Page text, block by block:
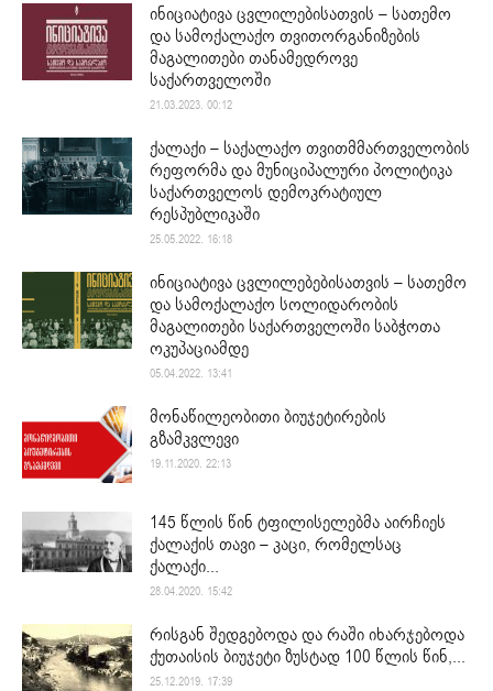
ინიციატივა ცვლილებისათვის – სათემო
და სამოქალაქო თვითორგანიზების
მაგალითები თანამედროვე
საქართველოში
21.03.2023. 00:12
ქალაქი – საქალაქო თვითმმართველობის
რეფორმა და მუნიციპალური პოლიტიკა
საქართველოს დემოკრატიულ
რესპუბლიკაში
25.05.2022. 16:18
ინიციატივა ცვლილებებისათვის – სათემო
და სამოქალაქო სოლიდარობის
მაგალითები საქართველოში საბჭოთა
ოკუპაციამდე
05.04.2022. 13:41
მონაწილეობითი ბიუჯეტირების
გზამკვლევი
19.11.2020. 22:13
145 წლის წინ ტფილისელებმა აირჩიეს
ქალაქის თავი – კაცი, რომელსაც
ქალაქი...
28.04.2020. 15:42
რისგან შედგებოდა და რაში იხარჯებოდა
ქუთაისის ბიუჯეტი ზუსტად 100 წლის წინ,...
25.12.2019. 17:39